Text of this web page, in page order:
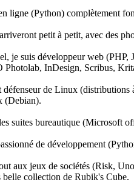
ligne (Python) complètement
petit à petit, avec des
je suis développeur web
Photolab, InDesign, Scribus,
défenseur de Linux
(Debian).
suites bureautique (Microsoft
de développement
aux jeux de sociétés (Risk,
belle collection de Rubik's Cube.